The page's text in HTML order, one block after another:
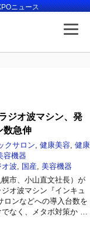
ニュース
ジオ波マシン、発
数急伸
クサロン 健康美容 健康
容機器
オ波 国産 美容機器
市、小山直文社長）が
オ波マシン『インキュ
ロンなどへの導入台数を
なく、メタボ対策か …